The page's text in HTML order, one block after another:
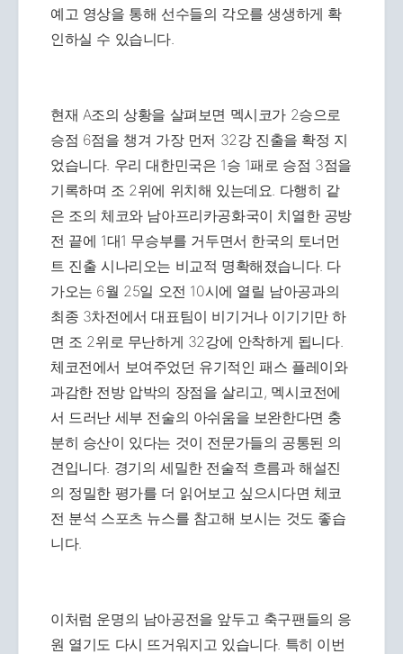
예고 영상을 통해 선수들의 각오를 생생하게 확
인하실 수 있습니다.
현재 A조의 상황을 살펴보면 멕시코가 2승으로
승점 6점을 챙겨 가장 먼저 32강 진출을 확정 지
었습니다. 우리 대한민국은 1승 1패로 승점 3점을
기록하며 조 2위에 위치해 있는데요. 다행히 같
은 조의 체코와 남아프리카공화국이 치열한 공방
전 끝에 1대1 무승부를 거두면서 한국의 토너먼
트 진출 시나리오는 비교적 명확해졌습니다. 다
가오는 6월 25일 오전 10시에 열릴 남아공과의
최종 3차전에서 대표팀이 비기거나 이기기만 하
면 조 2위로 무난하게 32강에 안착하게 됩니다.
체코전에서 보여주었던 유기적인 패스 플레이와
과감한 전방 압박의 장점을 살리고, 멕시코전에
서 드러난 세부 전술의 아쉬움을 보완한다면 충
분히 승산이 있다는 것이 전문가들의 공통된 의
견입니다. 경기의 세밀한 전술적 흐름과 해설진
의 정밀한 평가를 더 읽어보고 싶으시다면 체코
전 분석 스포츠 뉴스를 참고해 보시는 것도 좋습
니다.
이처럼 운명의 남아공전을 앞두고 축구팬들의 응
원 열기도 다시 뜨거워지고 있습니다. 특히 이번